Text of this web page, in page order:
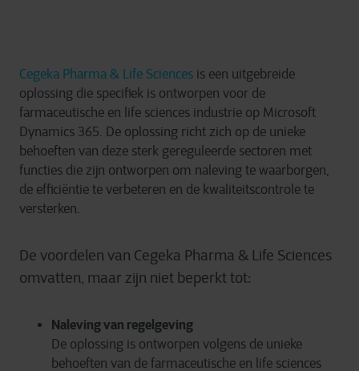
Cegeka Pharma & Life Sciences is een uitgebreide
oplossing die specifiek is ontworpen voor de
farmaceutische en life sciences industrie op Microsoft
Dynamics 365. De oplossing richt zich op de unieke
behoeften van deze sterk gereguleerde sectoren met
functies die zijn ontworpen om naleving te waarborgen,
de efficiëntie te verbeteren en de kwaliteitscontrole te
versterken.
De voordelen van Cegeka Pharma & Life Sciences
omvatten, maar zijn niet beperkt tot:
Naleving van regelgeving
De oplossing is ontworpen volgens de unieke
behoeften van de farmaceutische en life sciences